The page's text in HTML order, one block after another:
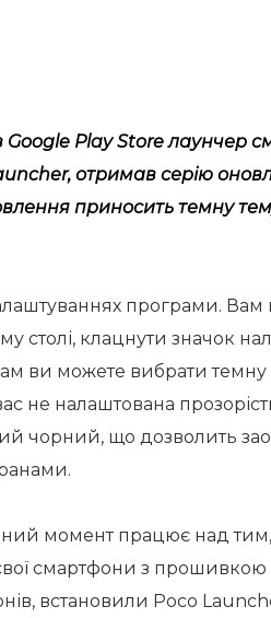
Play Store лаунчер
отримав серію
приносить темну
програми. Вам
столі, клацнути значок
ви можете вибрати темну
не налаштована
чорний, що дозволить
момент працює над
смартфони з прошивкою
встановили Poco